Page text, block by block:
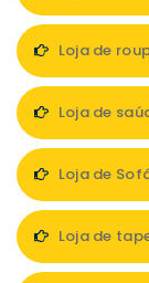
Loja de
Loja de
Loja de
Loja de